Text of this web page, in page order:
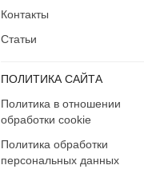
Контакты
Статьи
ПОЛИТИКА САЙТА
Политика в отношении
обработки cookie
Политика обработки
персональных данных